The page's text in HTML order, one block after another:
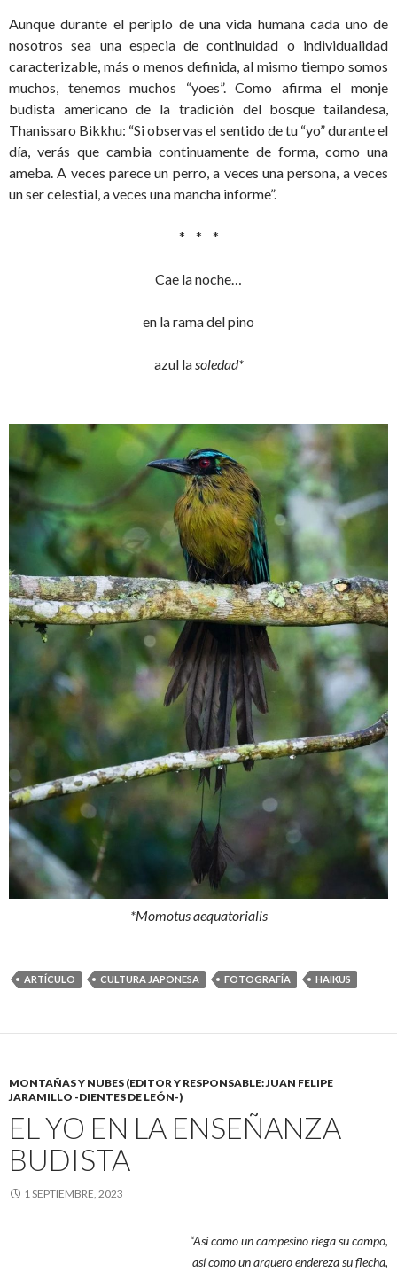
Aunque durante el periplo de una vida humana cada uno de
nosotros sea una especia de continuidad o individualidad
caracterizable, más o menos definida, al mismo tiempo somos
muchos, tenemos muchos “yoes”. Como afirma el monje
budista americano de la tradición del bosque tailandesa,
Thanissaro Bikkhu: “Si observas el sentido de tu “yo” durante el
día, verás que cambia continuamente de forma, como una
ameba. A veces parece un perro, a veces una persona, a veces
un ser celestial, a veces una mancha informe”.
* * *
Cae la noche…
en la rama del pino
azul lasoledad*
*Momotus aequatorialis
ARTÍCULO CULTURA JAPONESA FOTOGRAFÍA HAIKUS
MONTAÑAS Y NUBES (EDITOR Y RESPONSABLE: JUAN FELIPE
JARAMILLO -DIENTES DE LEÓN-)
EL YO EN LA ENSEÑANZA
BUDISTA
1 SEPTIEMBRE, 2023
“Así como un campesino riega su campo,
así como un arquero endereza su flecha,